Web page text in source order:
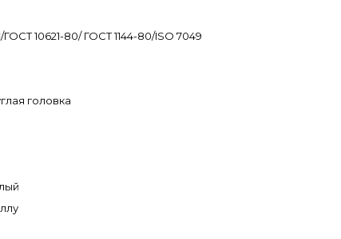
ГОСТ 10621-80/ ГОСТ 1144-80/ISO 7049
головка